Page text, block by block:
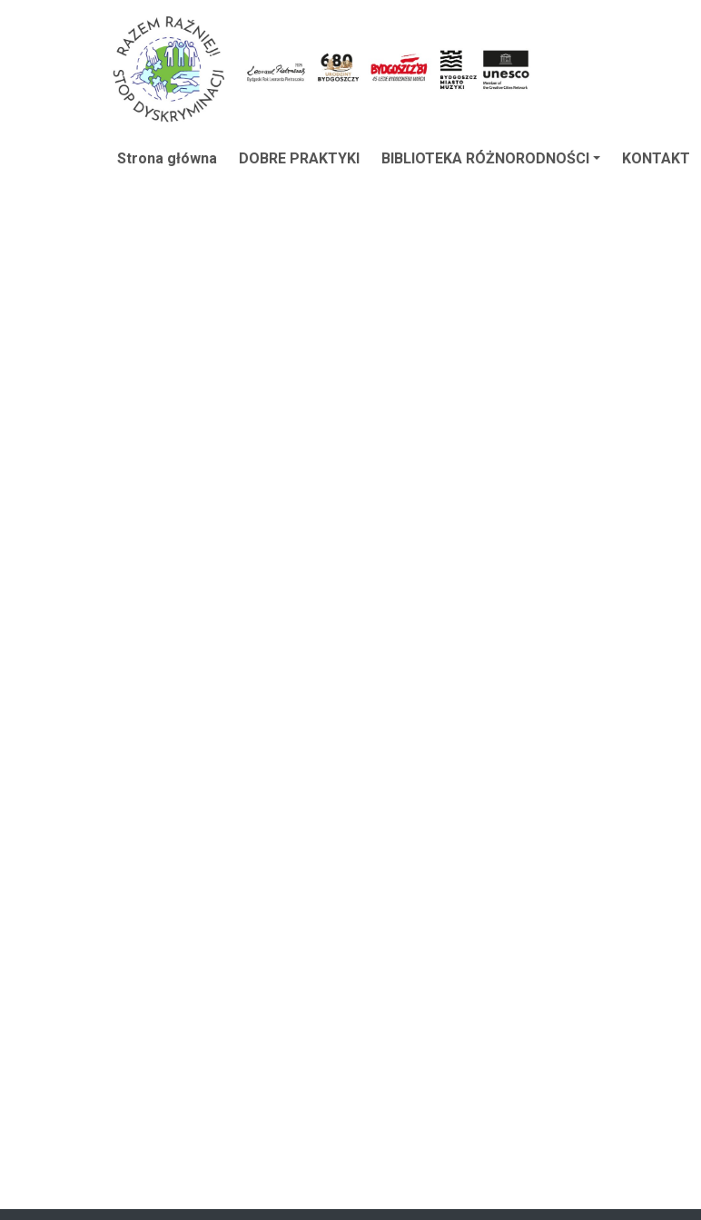
Strona główna DOBRE PRAKTYKI BIBLIOTEKA RÓŻNORODNOŚCI KONTAKT